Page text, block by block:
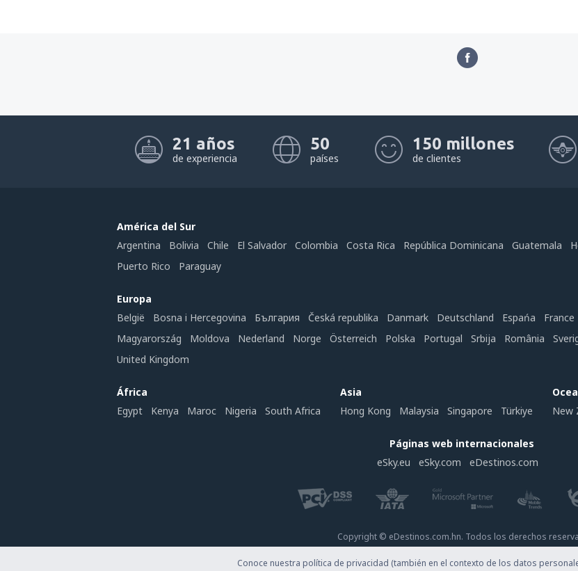
21 años
de experiencia
50
países
150 millones
de clientes
América del Sur
Argentina
Bolivia Chile El Salvador Colombia Costa Rica República Dominicana Guatemala
Puerto Rico
Paraguay
Europa
België
Bosna i Hercegovina България Česká republika Danmark Deutschland Espańa France
Magyarország
Moldova Nederland Norge Österreich Polska Portugal Srbija România
United Kingdom
África
Egypt
Kenya Maroc Nigeria South Africa
Asia
Hong Kong
Malaysia Singapore Türkiye
New
Páginas web internacionales
eSky.eu
eSky.com eDestinos.com
Copyright © eDestinos.com.hn. Todos los derechos
Conoce nuestra política de privacidad (también en el contexto de los datos